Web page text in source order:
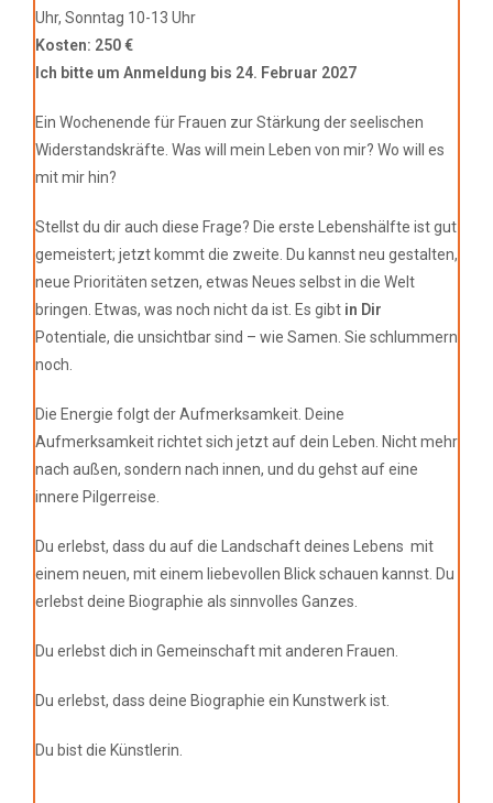
Uhr, Sonntag 10-13 Uhr
Kosten: 250 €
Ich bitte um Anmeldung bis 24. Februar 2027
Ein Wochenende für Frauen zur Stärkung der seelischen
Widerstandskräfte. Was will mein Leben von mir? Wo will es
mit mir hin?
Stellst du dir auch diese Frage? Die erste Lebenshälfte ist gut
gemeistert; jetzt kommt die zweite. Du kannst neu gestalten,
neue Prioritäten setzen, etwas Neues selbst in die Welt
bringen. Etwas, was noch nicht da ist. Es gibt in Dir
Potentiale, die unsichtbar sind – wie Samen. Sie schlummern
noch.
Die Energie folgt der Aufmerksamkeit. Deine
Aufmerksamkeit richtet sich jetzt auf dein Leben. Nicht mehr
nach außen, sondern nach innen, und du gehst auf eine
innere Pilgerreise.
Du erlebst, dass du auf die Landschaft deines Lebens mit
einem neuen, mit einem liebevollen Blick schauen kannst. Du
erlebst deine Biographie als sinnvolles Ganzes.
Du erlebst dich in Gemeinschaft mit anderen Frauen.
Du erlebst, dass deine Biographie ein Kunstwerk ist.
Du bist die Künstlerin.